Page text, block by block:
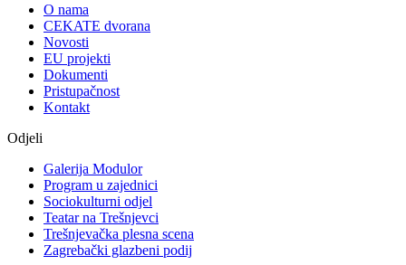
O nama
CEKATE dvorana
Novosti
EU projekti
Dokumenti
Pristupačnost
Kontakt
Odjeli
Galerija Modulor
Program u zajednici
Sociokulturni odjel
Teatar na Trešnjevci
Trešnjevačka plesna scena
Zagrebački glazbeni podij